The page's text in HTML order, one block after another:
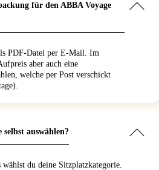
für den ABBA Voyage
PDF-Datei per E-Mail. Im
aber auch eine
welche per Post verschickt
auswählen?
du deine Sitzplatzkategorie.